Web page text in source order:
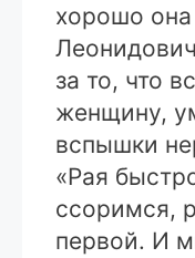
хорошо она
за то, что
женщину,
вспышки
«Рая
ссоримся,
первой. И